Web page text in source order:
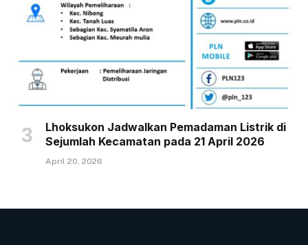
Lhoksukon Jadwalkan Pemadaman Listrik di
Sejumlah Kecamatan pada 21 April 2026
April 20, 2026